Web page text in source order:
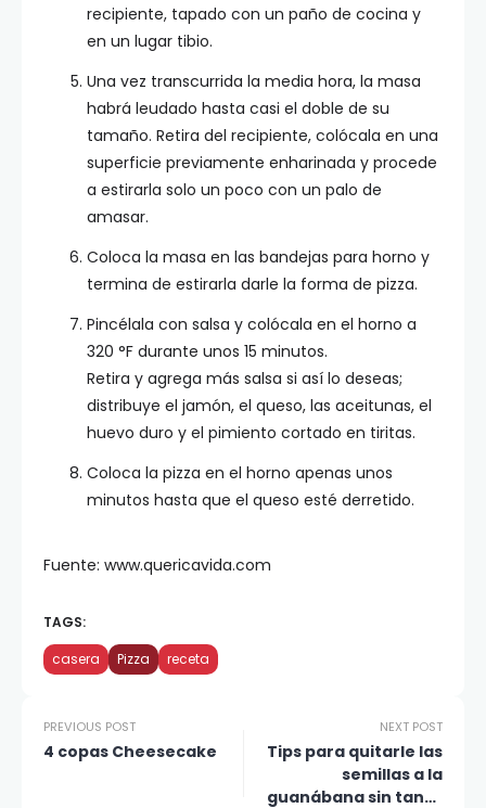
recipiente, tapado con un paño de cocina y
en un lugar tibio.
Una vez transcurrida la media hora, la masa
habrá leudado hasta casi el doble de su
tamaño. Retira del recipiente, colócala en una
superficie previamente enharinada y procede
a estirarla solo un poco con un palo de
amasar.
Coloca la masa en las bandejas para horno y
termina de estirarla darle la forma de pizza.
Pincélala con salsa y colócala en el horno a
320 °F durante unos 15 minutos.
Retira y agrega más salsa si así lo deseas;
distribuye el jamón, el queso, las aceitunas, el
huevo duro y el pimiento cortado en tiritas.
Coloca la pizza en el horno apenas unos
minutos hasta que el queso esté derretido.
Fuente: www.quericavida.com
TAGS:
casera Pizza receta
PREVIOUS POST
4 copas Cheesecake
NEXT POST
Tips para quitarle las
semillas a la
guanábana sin tanto